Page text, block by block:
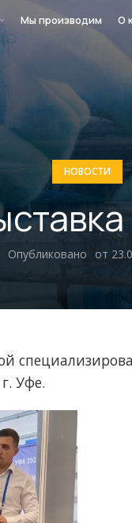
Мы производим О
НОВОСТИ
Опубликовано от
Уфе.